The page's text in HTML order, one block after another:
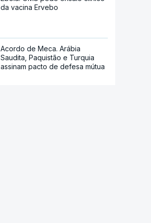
da vacina Ervebo
Acordo de Meca. Arábia
Saudita, Paquistão e Turquia
assinam pacto de defesa mútua